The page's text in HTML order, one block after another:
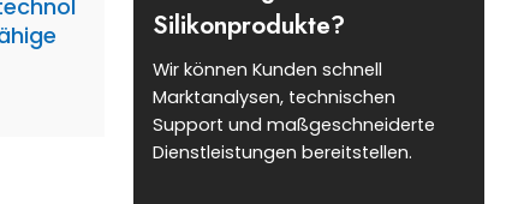
Silikonprodukte?
Wir können Kunden schnell
Marktanalysen, technischen
Support und maßgeschneiderte
Dienstleistungen bereitstellen.